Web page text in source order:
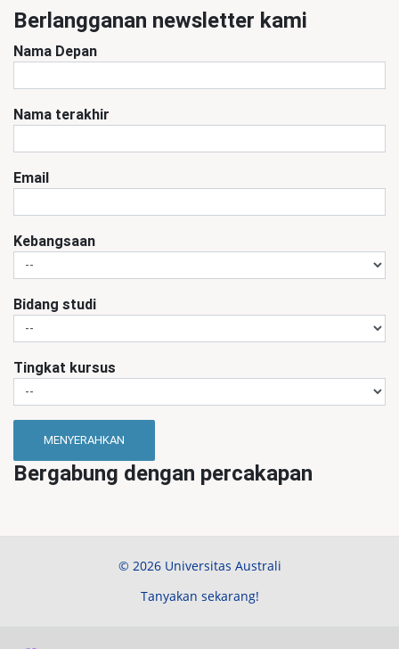
Berlangganan newsletter kami
Nama Depan
Nama terakhir
Email
Kebangsaan
Bidang studi
Tingkat kursus
MENYERAHKAN
Bergabung dengan percakapan
© 2026 Universitas Australi
Tanyakan sekarang!